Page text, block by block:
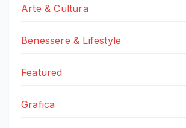
Arte & Cultura
Benessere & Lifestyle
Featured
Grafica